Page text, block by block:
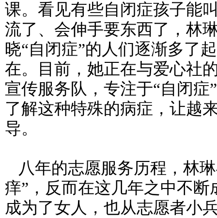
课。看见有些自闭症孩子能
流了、会伸手要东西了，林
晓“自闭症”的人们逐渐多了
在。目前，她正在与爱心社
宣传服务队，专注于“自闭
了解这种特殊的病症，让越
导。
八年的志愿服务历程，林
痒”，反而在这几年之中不
成为了女人，也从志愿者小